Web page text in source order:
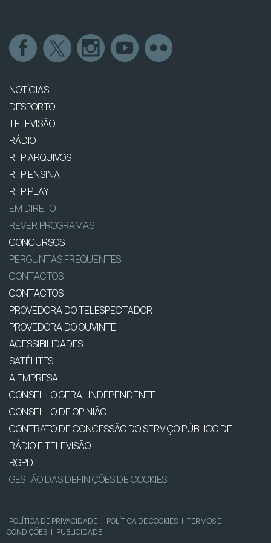
NOTÍCIAS
DESPORTO
TELEVISÃO
RÁDIO
RTP ARQUIVOS
RTP ENSINA
RTP PLAY
EM DIRETO
REVER PROGRAMAS
CONCURSOS
PERGUNTAS FREQUENTES
CONTACTOS
CONTACTOS
PROVEDORA DO TELESPECTADOR
PROVEDORA DO OUVINTE
ACESSIBILIDADES
SATÉLITES
A EMPRESA
CONSELHO GERAL INDEPENDENTE
CONSELHO DE OPINIÃO
CONTRATO DE CONCESSÃO DO SERVIÇO PÚBLICO DE
RÁDIO E TELEVISÃO
RGPD
GESTÃO DAS DEFINIÇÕES DE COOKIES
POLÍTICA DE PRIVACIDADE | POLÍTICA DE COOKIES | TERMOS E
CONDIÇÕES | PUBLICIDADE